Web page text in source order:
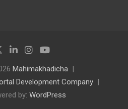
Mahimakhadicha
Development Company
by: WordPress